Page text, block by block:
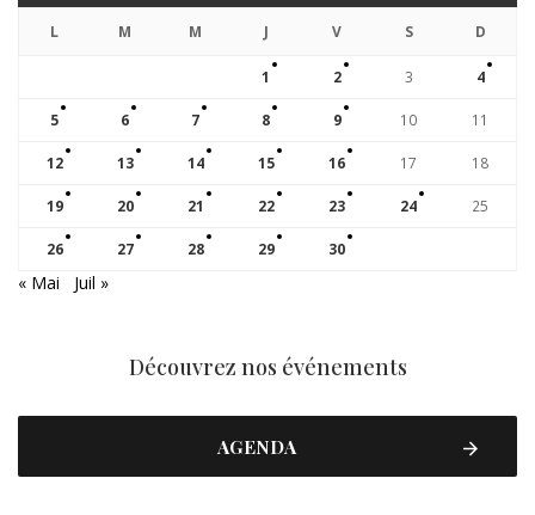
L M M J V S D
1 2 3 4
5 6 7 8 9 10 11
12 13 14 15 16 17 18
19 20 21 22 23 24 25
26 27 28 29 30
« Mai Juil »
Découvrez nos événements
AGENDA